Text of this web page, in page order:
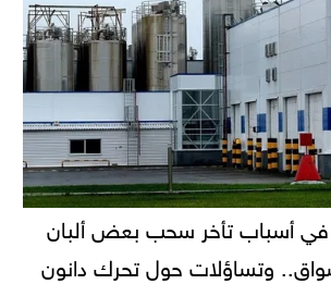
في أسباب تأخر سحب بعض ألبان
وتساؤلات حول تحرك دانون